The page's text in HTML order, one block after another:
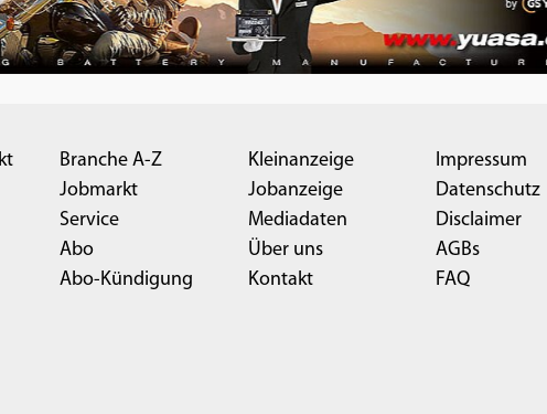
Branche A-Z
Jobmarkt
Service
Abo
Abo-Kündigung
Kleinanzeige
Jobanzeige
Mediadaten
Über uns
Kontakt
Impressum
Datenschutz
Disclaimer
AGBs
FAQ